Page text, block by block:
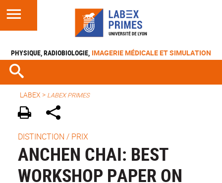
PHYSIQUE, RADIOBIOLOGIE, IMAGERIE MÉDICALE ET SIMULATION
LABEX > LABEX PRIMES
DISTINCTION / PRIX
ANCHEN CHAI: BEST
WORKSHOP PAPER ON